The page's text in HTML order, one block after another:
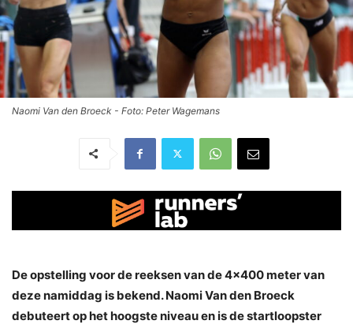
Naomi Van den Broeck - Foto: Peter Wagemans
De opstelling voor de reeksen van de 4×400 meter van
deze namiddag is bekend. Naomi Van den Broeck
debuteert op het hoogste niveau en is de startloopster